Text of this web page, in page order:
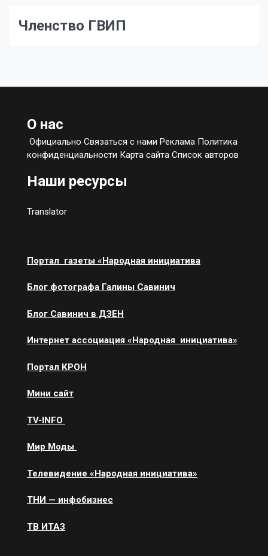
Членство ГВИП
О нас
Официально Связаться с нами Реклама Политика
конфиденциальности Карта сайта Список авторов
Наши ресурсы
Translator
Портал газеты «Народная инициатива
Блог фотографа Галины Савинич
Блог Савинич в ДЗЕН
Интернет ассоциация «Народная инициатива»
Портал КРОН
Мини сайт
ТV-INFO
Мир Моды
Телевидение «Народная инициатива»
ТНИ — инфобизнес
ТВ ИТАЗ